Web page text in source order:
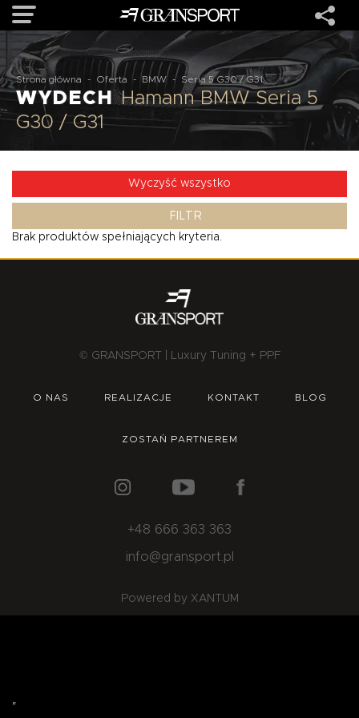
OFERTA
MARKI
O NAS
KONTAKT
Strona główna - Oferta - BMW - Seria 5 G30 / G31
WYDECHHamann BMW Seria 5
G30 / G31
Wyczyść wszystko
FILTR
Brak produktów spełniających kryteria.
© GRANSPORT | Luxury Tuning + PPF
O NAS REALIZACJE KONTAKT BLOG
ZOSTAŃ PARTNEREM
+48 666 363 363
info@gransport.pl
Powered by XANTUM